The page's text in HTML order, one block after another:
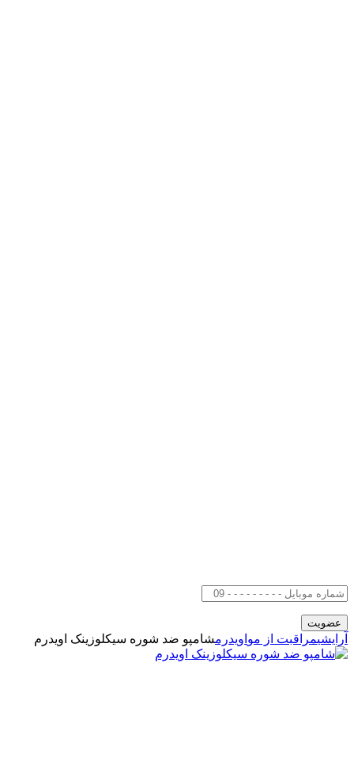
آرایشیمراقبت از مو اویدرمشامپو ضد شوره سیکلوزینک اویدرم